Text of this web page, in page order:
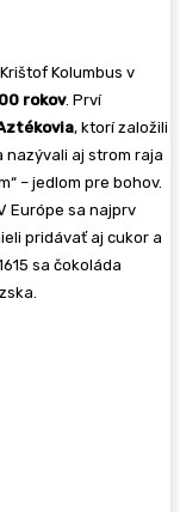
Kolumbus v
rokov. Prví
, ktorí založili
aj strom raja
– jedlom pre bohov.
Európe sa najprv
pridávať aj cukor a
sa čokoláda